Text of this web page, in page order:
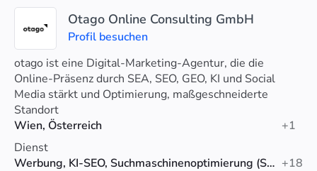
Otago Online Consulting GmbH
Profil besuchen
otago ist eine Digital-Marketing-Agentur, die die
Online-Präsenz durch SEA, SEO, GEO, KI und Social
Media stärkt und Optimierung, maßgeschneiderte
Strategien und Analytics-Unterstützung bietet.
Standort
Wien, Österreich
+1
Dienst
Werbung, KI-SEO, Suchmaschinenoptimierung (SEO) +18